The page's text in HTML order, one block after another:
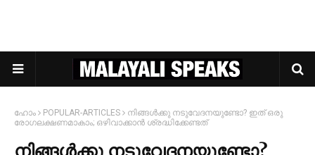
ഹോം POPULAR-ARTICLES
നിങ്ങള്‍ക്കു നടുവേദനയുണ്ടോ? ഇത് ഒരു
രോഗലക്ഷണമാകാം; ഒഴിവാക്കാന്‍ ശ്രദ്ധിക്കേണ്ടത്‌